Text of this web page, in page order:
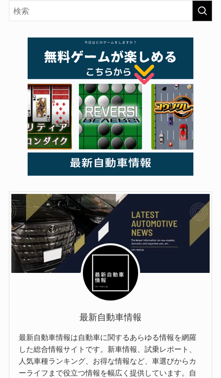
最新自動車情報
最新自動車情報は自動車に関するあらゆる情報を網羅
した総合情報サイトです。新車情報、試乗レポート、
人気車種ランキング、お得な情報など、車選びからカ
ーライフまで役立つ情報を幅広く提供しています。自